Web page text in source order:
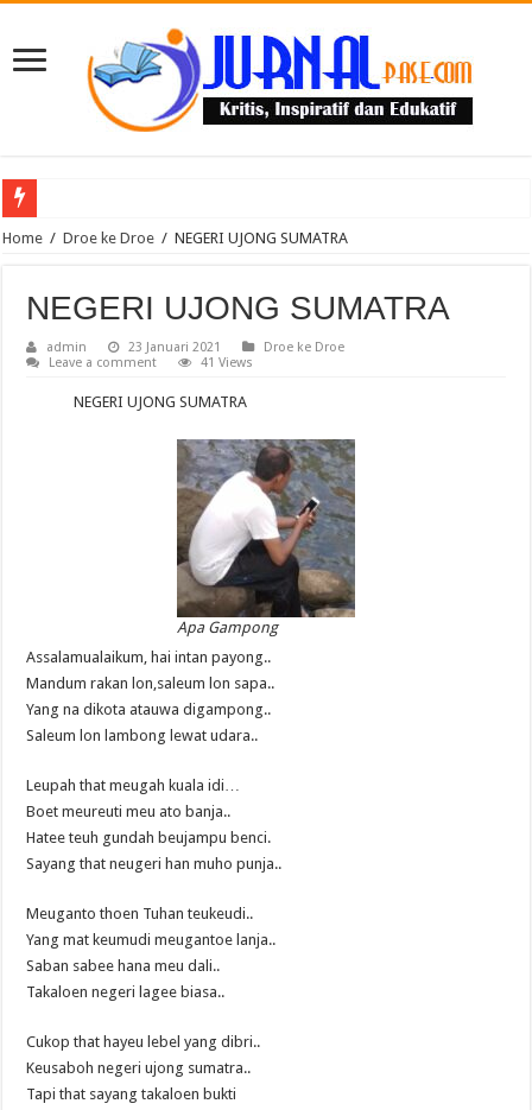
Puluhan Guru Berkumpul di TPN XIII Aceh Utara, Kacabdin Tekankan Cetak
Home / Droe ke Droe / NEGERI UJONG SUMATRA
NEGERI UJONG SUMATRA
admin 23 Januari 2021
Droe ke Droe
Leave a comment
41 Views
NEGERI UJONG SUMATRA
Apa Gampong
Assalamualaikum, hai intan payong..
Mandum rakan lon,saleum lon sapa..
Yang na dikota atauwa digampong..
Saleum lon lambong lewat udara..
Leupah that meugah kuala idi…
Boet meureuti meu ato banja..
Hatee teuh gundah beujampu benci.
Sayang that neugeri han muho punja..
Meuganto thoen Tuhan teukeudi..
Yang mat keumudi meugantoe lanja..
Saban sabee hana meu dali..
Takaloen negeri lagee biasa..
Cukop that hayeu lebel yang dibri..
Keusaboh negeri ujong sumatra..
Tapi that sayang takaloen bukti